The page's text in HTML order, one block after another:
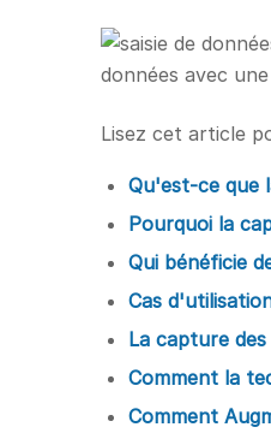
Lisez cet article
Qu'est-ce que
Pourquoi la
Qui bénéficie
Cas
La capture
Comment la
Comment